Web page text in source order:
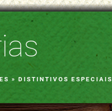
» DISTINTIVOS ESPECIAIS